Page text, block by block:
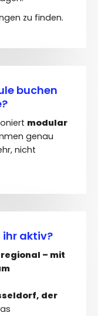
zu finden.
buchen
modular
genau
nicht
ihr aktiv?
– mit
der